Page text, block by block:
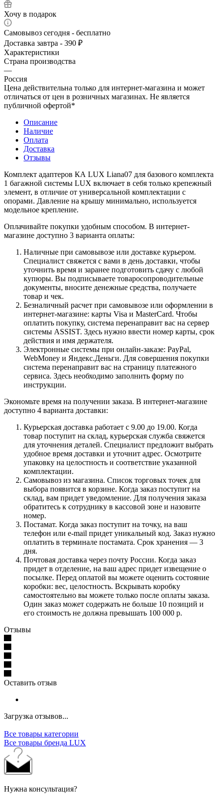
Хочу в подарок
Самовывоз сегодня - бесплатно
Доставка завтра - 390 ₽
Характеристики
Страна производства
—
Россия
Цена действительна только для интернет-магазина и может
отличаться от цен в розничных магазинах. Не является
публичной офертой*
Описание
Наличие
Оплата
Доставка
Отзывы
Комплект адаптеров КА LUX Liana07 для базового комплекта
1 багажной системы LUX включает в себя только крепежный
элемент, в отличие от универсальной комплектации с
опорами. Давление на крышу минимально, используется
модельное крепление.
Оплачивайте покупки удобным способом. В интернет-
магазине доступно 3 варианта оплаты:
Наличные при самовывозе или доставке курьером.
Специалист свяжется с вами в день доставки, чтобы
уточнить время и заранее подготовить сдачу с любой
купюры. Вы подписываете товаросопроводительные
документы, вносите денежные средства, получаете
товар и чек.
Безналичный расчет при самовывозе или оформлении в
интернет-магазине: карты Visa и MasterCard. Чтобы
оплатить покупку, система перенаправит вас на сервер
системы ASSIST. Здесь нужно ввести номер карты, срок
действия и имя держателя.
Электронные системы при онлайн-заказе: PayPal,
WebMoney и Яндекс.Деньги. Для совершения покупки
система перенаправит вас на страницу платежного
сервиса. Здесь необходимо заполнить форму по
инструкции.
Экономьте время на получении заказа. В интернет-магазине
доступно 4 варианта доставки:
Курьерская доставка работает с 9.00 до 19.00. Когда
товар поступит на склад, курьерская служба свяжется
для уточнения деталей. Специалист предложит выбрать
удобное время доставки и уточнит адрес. Осмотрите
упаковку на целостность и соответствие указанной
комплектации.
Самовывоз из магазина. Список торговых точек для
выбора появится в корзине. Когда заказ поступит на
склад, вам придет уведомление. Для получения заказа
обратитесь к сотруднику в кассовой зоне и назовите
номер.
Постамат. Когда заказ поступит на точку, на ваш
телефон или e-mail придет уникальный код. Заказ нужно
оплатить в терминале постамата. Срок хранения — 3
дня.
Почтовая доставка через почту России. Когда заказ
придет в отделение, на ваш адрес придет извещение о
посылке. Перед оплатой вы можете оценить состояние
коробки: вес, целостность. Вскрывать коробку
самостоятельно вы можете только после оплаты заказа.
Один заказ может содержать не больше 10 позиций и
его стоимость не должна превышать 100 000 р.
Отзывы
Оставить отзыв
Загрузка отзывов...
Все товары категории
Все товары бренда LUX
Нужна консультация?